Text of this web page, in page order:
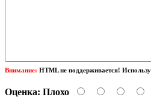
Внимание: HTML не поддерживается!
Оценка: Плохо